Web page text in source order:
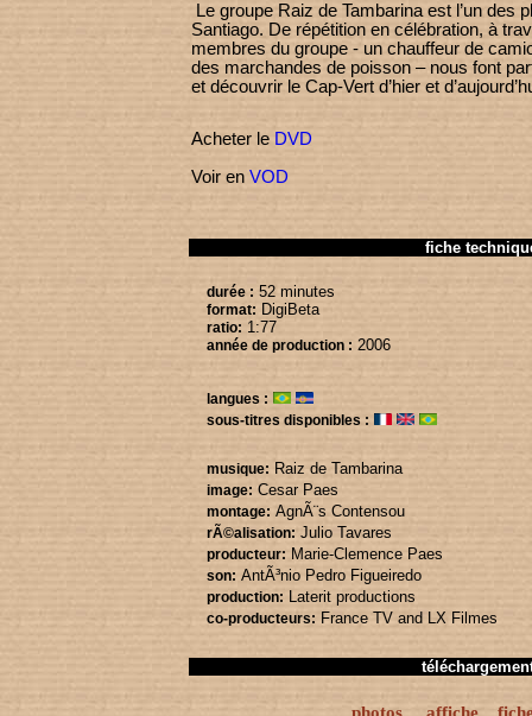
Le groupe Raiz de Tambarina est l’un des
Santiago. De répétition en célébration, à
membres du groupe - un chauffeur de
des marchandes de poisson – nous font
et découvrir le Cap-Vert d’hier et
Acheter le DVD
Voir en VOD
fiche
durée : 52 minutes
format: DigiBeta
ratio: 1:77
année de production : 2006
langues :
sous-titres disponibles :
musique: Raiz de Tambarina
image: Cesar Paes
montage: AgnÃ¨s Contensou
rÃ©alisation: Julio Tavares
producteur: Marie-Clemence Paes
son: AntÃ³nio Pedro Figueiredo
production: Laterit productions
co-producteurs: France TV and LX Filmes